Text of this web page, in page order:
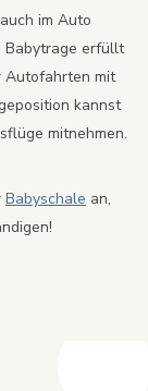
auch im Auto
Babytrage erfüllt
Autofahrten mit
kannst
mitnehmen.
Babyschale an,